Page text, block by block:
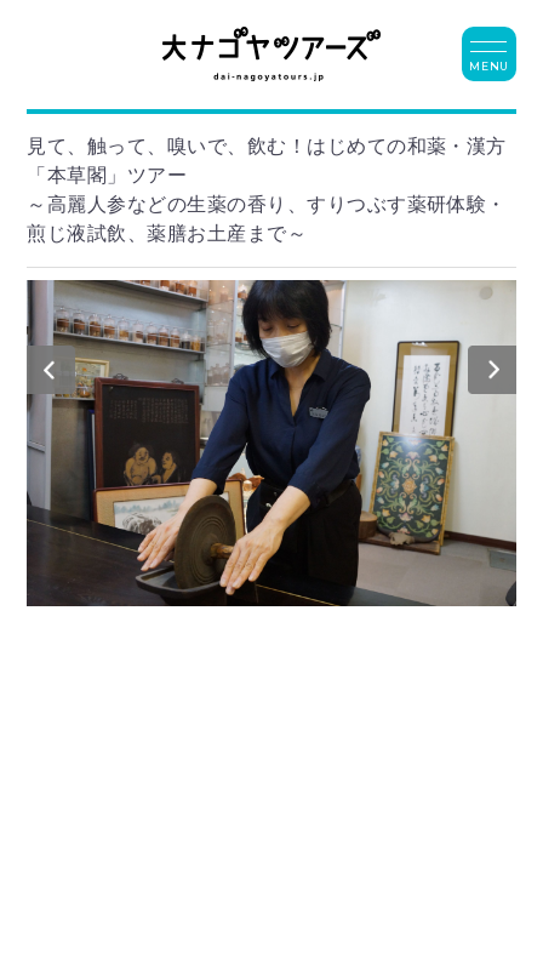
見て、触って、嗅いで、飲む！はじめての和薬・漢方
「本草閣」ツアー
～高麗人参などの生薬の香り、すりつぶす薬研体験・
煎じ液試飲、薬膳お土産まで～
MENU